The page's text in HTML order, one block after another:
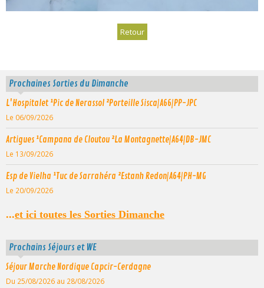
Retour
Prochaines Sorties du Dimanche
L'Hospitalet ¹Pic de Nerassol ²Porteille Sisca|A66|PP-JPC
Le 06/09/2026
Artigues ¹Campana de Cloutou ²La Montagnette|A64|DB-JMC
Le 13/09/2026
Esp de Vielha ¹Tuc de Sarrahéra ²Estanh Redon|A64|PH-MG
Le 20/09/2026
...et ici toutes les Sorties Dimanche
Prochains Séjours et WE
Séjour Marche Nordique Capcir-Cerdagne
Du 25/08/2026 au 28/08/2026